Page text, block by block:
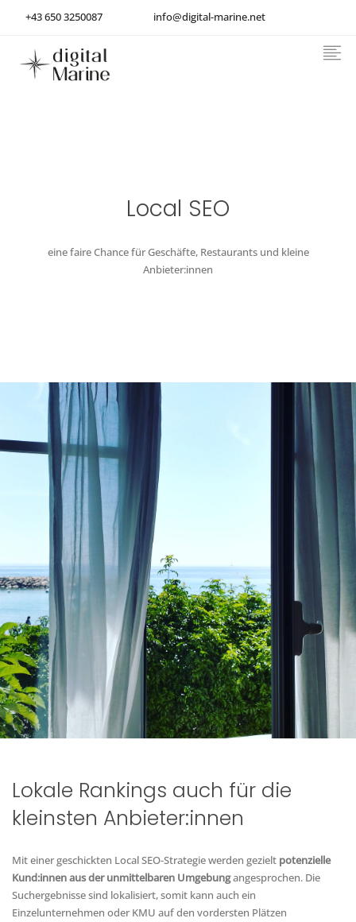
+43 650 3250087 info@digital-marine.net
Local SEO
eine faire Chance für Geschäfte, Restaurants und kleine
Anbieter:innen
Lokale Rankings auch für die
kleinsten Anbieter:innen
Mit einer geschickten Local SEO-Strategie werden gezielt potenzielle
Kund:innen aus der unmittelbaren Umgebungangesprochen. Die
Suchergebnisse sind lokalisiert, somit kann auch ein
Einzelunternehmen oder KMU auf den vordersten Plätzen